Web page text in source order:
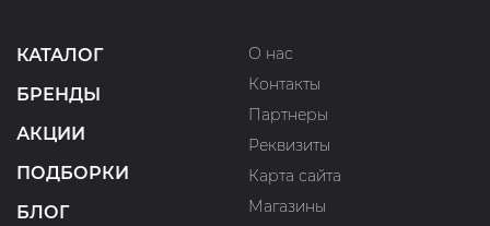
КАТАЛОГ
БРЕНДЫ
АКЦИИ
ПОДБОРКИ
БЛОГ
О нас
Контакты
Партнеры
Реквизиты
Карта сайта
Магазины